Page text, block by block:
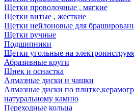
Щетки проволочные , мягкие
Щетки витые , жесткие
Щетки нейлоновые для
Щетки ручные
Подшипники
Щетки угольные на
Абразивные круги
Шнек и оснастка
Алмазные диски и чашки
Алмазные диски по
натуральному камню
Переходные кольца